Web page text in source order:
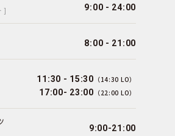
] 9:00 - 24:00
8:00 - 21:00
11:30 - 15:30 （14:30 LO）
17:00- 23:00 （22:00 LO）
9:00-21:00